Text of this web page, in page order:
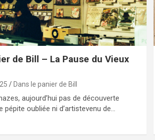
de Bill – La Pause du Vieux
Dans le panier de Bill
aujourd’hui pas de découverte
pépite oubliée ni d’artistevenu de…